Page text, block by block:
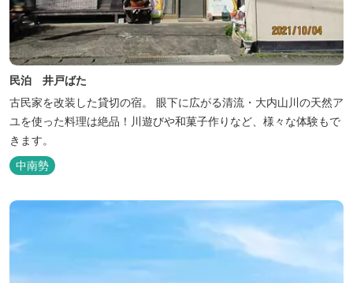
民泊 井戸ばた
古民家を改装した貸切の宿。 眼下に広がる清流・大内山川の天然ア
ユを使った料理は絶品！川遊びや和菓子作りなど、様々な体験もで
きます。
中南勢